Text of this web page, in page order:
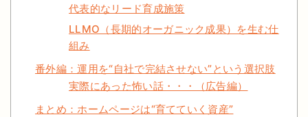
代表的なリード育成施策
LLMO（長期的オーガニック成果）を生む仕
組み
番外編：運用を“自社で完結させない”という選択肢
実際にあった怖い話・・・（広告編）
まとめ：ホームページは“育てていく資産”